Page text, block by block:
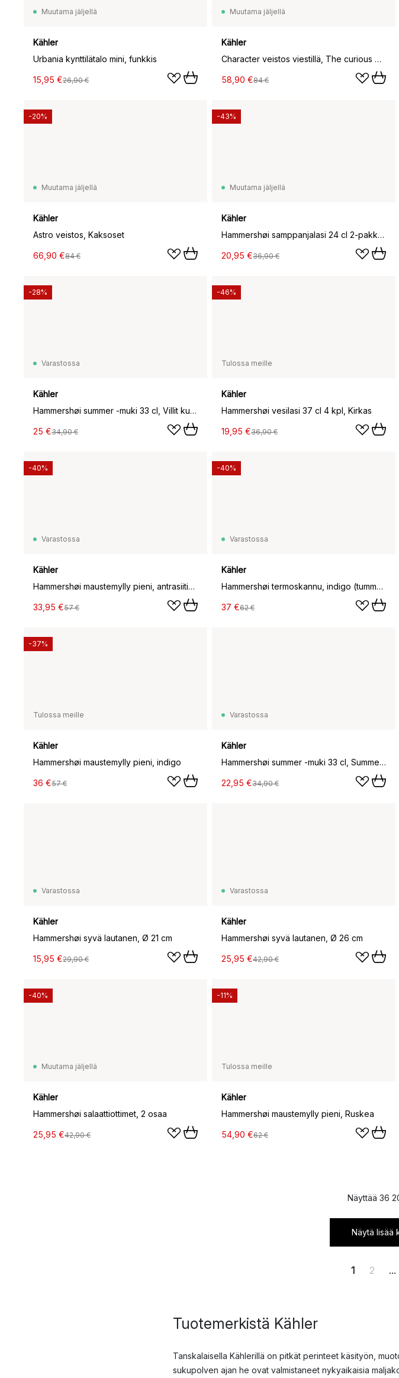
Muutama jäljellä
Kähler
Urbania kynttilätalo mini, funkkis
15,95 €26,90 €
Muutama jäljellä
Kähler
Character veistos viestillä, The curious one
58,90 €84 €
Muutama jäljellä
Kähler
Astro veistos, Kaksoset
66,90 €84 €
-20%
Muutama jäljellä
Kähler
Hammershøi samppanjalasi 24 cl 2-pakkaus, Vihreä
20,95 €36,90 €
-43%
Varastossa
Kähler
Hammershøi summer -muki 33 cl, Villit kukat
25 €34,90 €
-28%
Tulossa meille
Kähler
Hammershøi vesilasi 37 cl 4 kpl, Kirkas
19,95 €36,90 €
-46%
Varastossa
Kähler
Hammershøi maustemylly pieni, antrasiitinharmaa
33,95 €57 €
-40%
Varastossa
Kähler
Hammershøi termoskannu, indigo (tummansininen)
37 €62 €
-40%
Tulossa meille
Kähler
Hammershøi maustemylly pieni, indigo
36 €57 €
-37%
Varastossa
Kähler
Hammershøi summer -muki 33 cl, Summer berries
22,95 €34,90 €
Varastossa
Kähler
Hammershøi syvä lautanen, Ø 21 cm
15,95 €29,90 €
Varastossa
Kähler
Hammershøi syvä lautanen, Ø 26 cm
25,95 €42,90 €
Muutama jäljellä
Kähler
Hammershøi salaattiottimet, 2 osaa
25,95 €42,90 €
-40%
Tulossa meille
Kähler
Hammershøi maustemylly pieni, Ruskea
54,90 €62 €
-11%
Näyttää 36
Näytä lisää
1 2 ...
Tuotemerkistä Kähler
Tanskalaisella Kählerillä on pitkät perinteet käsityön,
sukupolven ajan he ovat valmistaneet nykyaikaisia